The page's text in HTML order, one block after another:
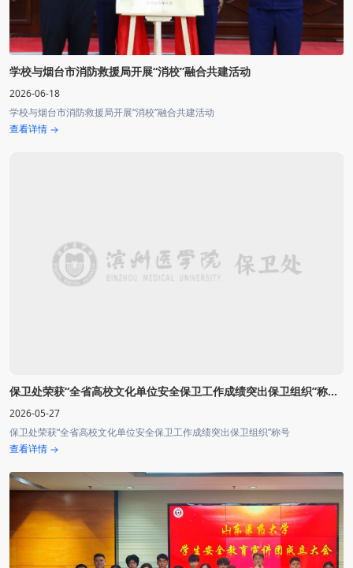
学校与烟台市消防救援局开展“消校”融合共建活动
2026-06-18
学校与烟台市消防救援局开展“消校”融合共建活动
查看详情
保卫处荣获“全省高校文化单位安全保卫工作成绩突出保卫组织”称...
2026-05-27
保卫处荣获“全省高校文化单位安全保卫工作成绩突出保卫组织”称号
查看详情